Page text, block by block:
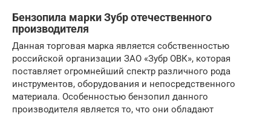
Бензопила марки Зубр отечественного
производителя
Данная торговая марка является собственностью
российской организации ЗАО «Зубр ОВК», которая
поставляет огромнейший спектр различного рода
инструментов, оборудования и непосредственного
материала. Особенностью бензопил данного
производителя является то, что они обладают